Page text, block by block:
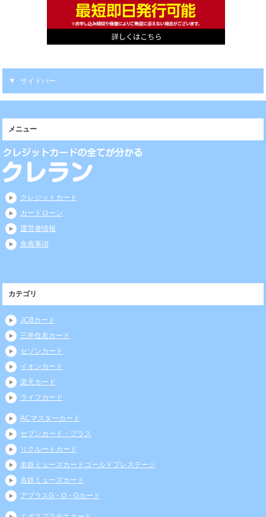
サイドバー
メニュー
クレジットカード
カードローン
運営者情報
免責事項
カテゴリ
JCBカード
三井住友カード
セゾンカード
イオンカード
楽天カード
ライフカード
ACマスターカード
セブンカード・プラス
リクルートカード
名鉄ミューズカードゴールドプレステージ
名鉄ミューズカード
アプラスG・O・Gカード